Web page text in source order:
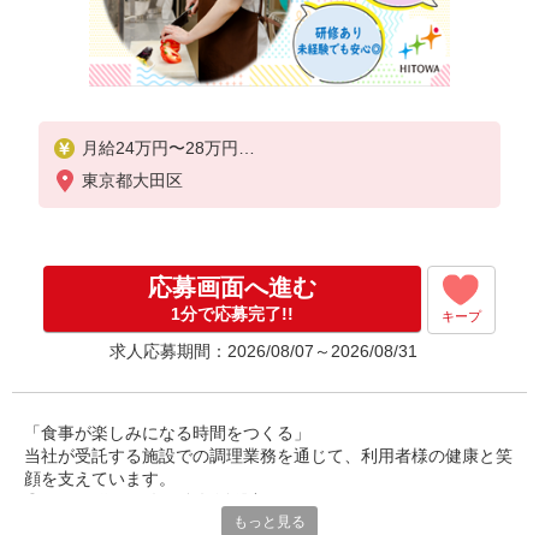
月給24万円〜28万円
※給与は経験や前職給与に応じて決定します。
東京都大田区
応募画面へ進む
1分で応募完了!! キープ
求人応募期間：2026/08/07～2026/08/31
「食事が楽しみになる時間をつくる」
当社が受託する施設での調理業務を通じて、利用者様の健康と笑
顔を支えています。
調理師としての経験を活かし、安定した環境で長く働ける職場で
もっと見る